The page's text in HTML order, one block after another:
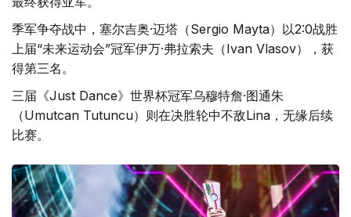
季军争夺战中，塞尔吉奥·迈塔（Sergio Mayta）以2:0战胜
上届“未来运动会”冠军伊万·弗拉索夫（Ivan Vlasov），获
得第三名。
三届《Just Dance》世界杯冠军乌穆特詹·图通朱
（Umutcan Tutuncu）则在决胜轮中不敌Lina，无缘后续
比赛。